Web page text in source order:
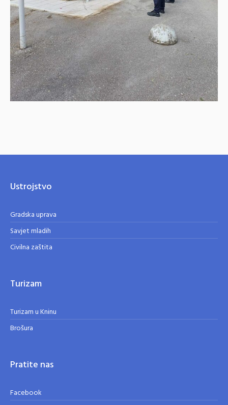
Ustrojstvo
Gradska uprava
Savjet mladih
Civilna zaštita
Turizam
Turizam u Kninu
Brošura
Pratite nas
Facebook